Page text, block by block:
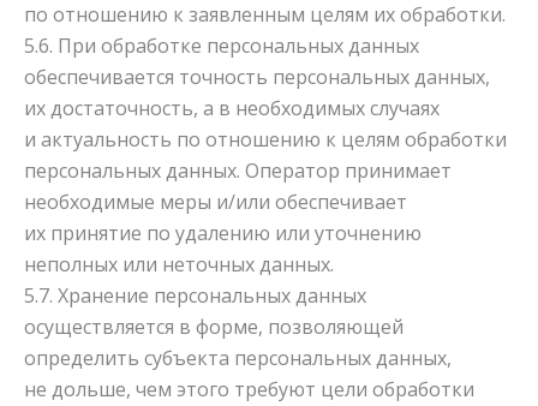
по отношению к заявленным целям их обработки.
5.6. При обработке персональных данных
обеспечивается точность персональных данных,
их достаточность, а в необходимых случаях
и актуальность по отношению к целям обработки
персональных данных. Оператор принимает
необходимые меры и/или обеспечивает
их принятие по удалению или уточнению
неполных или неточных данных.
5.7. Хранение персональных данных
осуществляется в форме, позволяющей
определить субъекта персональных данных,
не дольше, чем этого требуют цели обработки